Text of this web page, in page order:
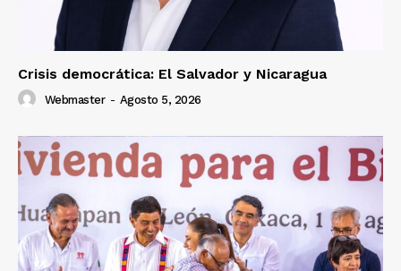
Crisis democrática: El Salvador y Nicaragua
Webmaster - Agosto 5, 2026